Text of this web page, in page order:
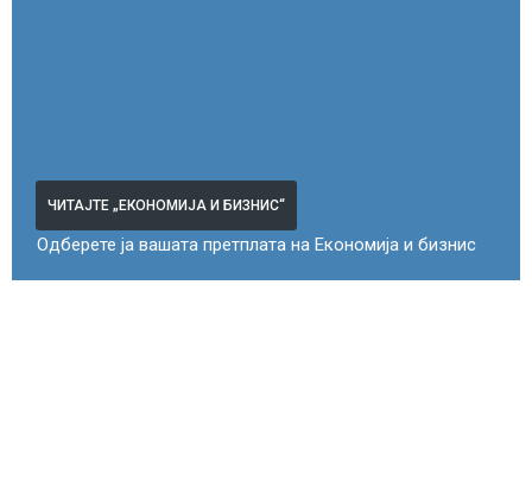
ЧИТАЈТЕ „ЕКОНОМИЈА И БИЗНИС“
Одберете ја вашата претплата на Економија и бизнис